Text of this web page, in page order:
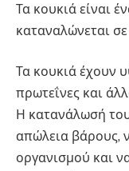
Τα κουκιά είναι
καταναλώνεται
Τα κουκιά έχουν
πρωτεΐνες και
Η κατανάλωσή
απώλεια βάρους,
οργανισμού και